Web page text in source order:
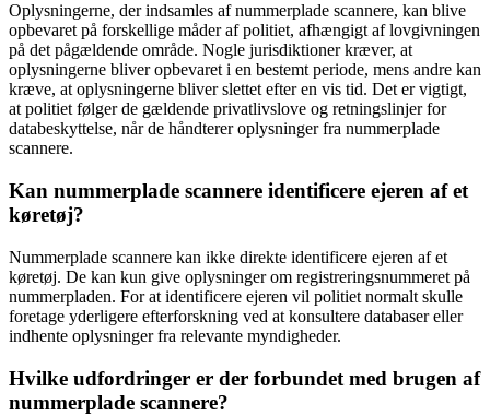
Oplysningerne, der indsamles af nummerplade scannere, kan blive
opbevaret på forskellige måder af politiet, afhængigt af lovgivningen
på det pågældende område. Nogle jurisdiktioner kræver, at
oplysningerne bliver opbevaret i en bestemt periode, mens andre kan
kræve, at oplysningerne bliver slettet efter en vis tid. Det er vigtigt,
at politiet følger de gældende privatlivslove og retningslinjer for
databeskyttelse, når de håndterer oplysninger fra nummerplade
scannere.
Kan nummerplade scannere identificere ejeren af et
køretøj?
Nummerplade scannere kan ikke direkte identificere ejeren af et
køretøj. De kan kun give oplysninger om registreringsnummeret på
nummerpladen. For at identificere ejeren vil politiet normalt skulle
foretage yderligere efterforskning ved at konsultere databaser eller
indhente oplysninger fra relevante myndigheder.
Hvilke udfordringer er der forbundet med brugen af
nummerplade scannere?